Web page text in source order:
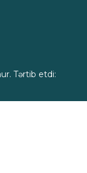
Tərtib etdi: